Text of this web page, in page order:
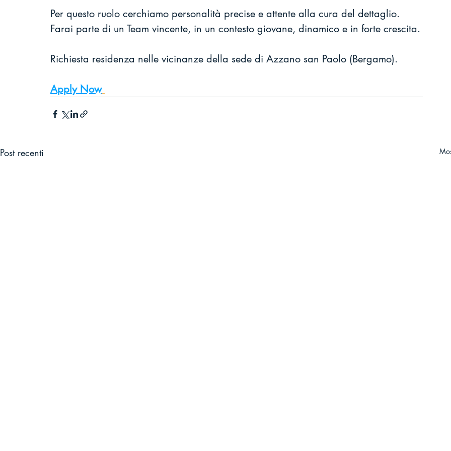
Per questo ruolo cerchiamo personalità precise e attente alla cura del dettaglio.
Farai parte di un Team vincente, in un contesto giovane, dinamico e in forte crescita.
Richiesta residenza nelle vicinanze della sede di Azzano san Paolo (Bergamo).
Apply Now
Post recenti